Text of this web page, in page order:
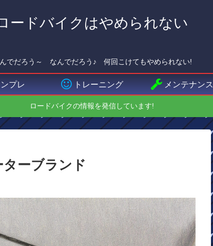
ードバイクはやめられない
でだろう～ なんでだろう♪ 何回こけてもやめられない!
プレ トレーニング メンテナンス
ロードバイクの情報を発信しています!
ーブランド